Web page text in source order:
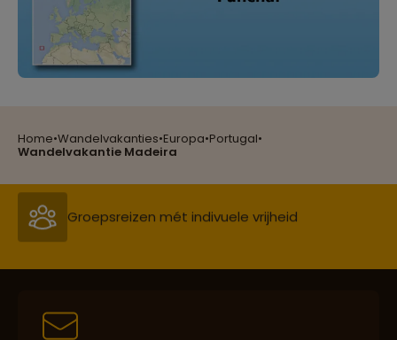
Home•Wandelvakanties•Europa•Portugal•
Wandelvakantie Madeira
Reizen met oog voor mens, cultuur en milieu
Groepsreizen mét indivuele vrijheid
Persoonlijk en deskundig reisadvies
Best beoordeelde reisroutes